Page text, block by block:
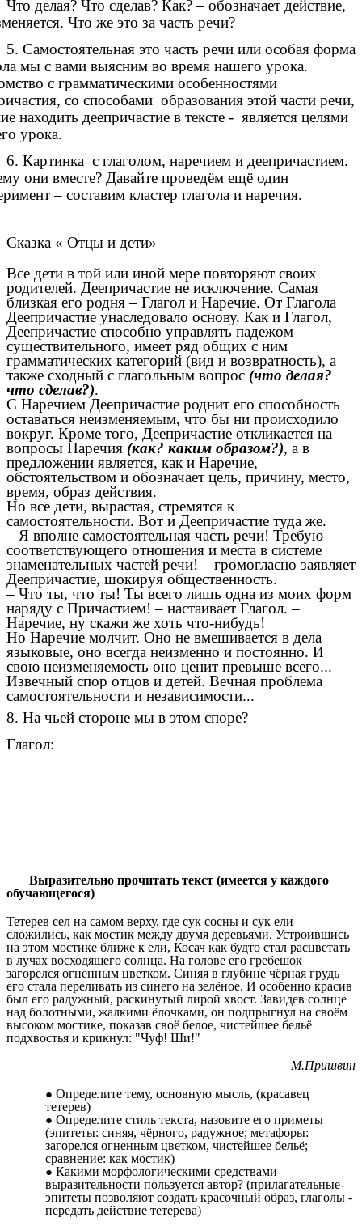
Что делая? Что сделав? Как? – обозначает действие,
Что же это за часть речи?
5. Самостоятельная это часть речи или особая форма
мы с вами выясним во время нашего урока.
с грамматическими особенностями
со способами образования этой части речи,
находить деепричастие в тексте - является целями
урока.
6. Картинка с глаголом, наречием и деепричастием.
они вместе? Давайте проведём ещё один
– составим кластер глагола и наречия.
Сказка « Отцы и дети»
Все дети в той или иной мере повторяют своих
родителей. Деепричастие не исключение. Самая
близкая его родня – Глагол и Наречие. От Глагола
Деепричастие унаследовало основу. Как и Глагол,
Деепричастие способно управлять падежом
существительного, имеет ряд общих с ним
грамматических категорий (вид и возвратность), а
также сходный с глагольным вопрос (что делая?
что сделав?).
С Наречием Деепричастие роднит его способность
оставаться неизменяемым, что бы ни происходило
вокруг. Кроме того, Деепричастие откликается на
вопросы Наречия (как? каким образом?), а в
предложении является, как и Наречие,
обстоятельством и обозначает цель, причину, место,
время, образ действия.
Но все дети, вырастая, стремятся к
самостоятельности. Вот и Деепричастие туда же.
– Я вполне самостоятельная часть речи! Требую
соответствующего отношения и места в системе
знаменательных частей речи! – громогласно заявляет
Деепричастие, шокируя общественность.
– Что ты, что ты! Ты всего лишь одна из моих форм
наряду с Причастием! – настаивает Глагол. –
Наречие, ну скажи же хоть что-нибудь!
Но Наречие молчит. Оно не вмешивается в дела
языковые, оно всегда неизменно и постоянно. И
свою неизменяемость оно ценит превыше всего...
Извечный спор отцов и детей. Вечная проблема
самостоятельности и независимости...
8. На чьей стороне мы в этом споре?
Глагол:
Выразительно прочитать текст (имеется у каждого
обучающегося)
Тетерев сел на самом верху, где сук сосны и сук ели
сложились, как мостик между двумя деревьями. Устроившись
на этом мостике ближе к ели, Косач как будто стал расцветать
в лучах восходящего солнца. На голове его гребешок
загорелся огненным цветком. Синяя в глубине чёрная грудь
его стала переливать из синего на зелёное. И особенно красив
был его радужный, раскинутый лирой хвост. Завидев солнце
над болотными, жалкими ёлочками, он подпрыгнул на своём
высоком мостике, показав своё белое, чистейшее бельё
подхвостья и крикнул: "Чуф! Ши!"
М.Пришвин
Определите тему, основную мысль, (красавец
тетерев)
Определите стиль текста, назовите его приметы
(эпитеты: синяя, чёрного, радужное; метафоры:
загорелся огненным цветком, чистейшее бельё;
сравнение: как мостик)
Какими морфологическими средствами
выразительности пользуется автор? (прилагательные-
эпитеты позволяют создать красочный образ, глаголы -
передать действие тетерева)